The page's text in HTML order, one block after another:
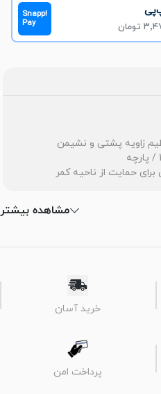
Snapp!
Pay
زاویه پشتی و نشیمن
حمایت از ناحیه کمر
مشاهده بیشتر
خرید آسان
پرداخت امن